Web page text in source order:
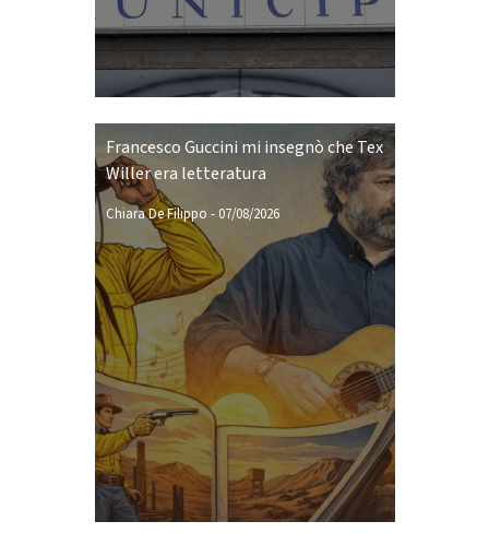
Francesco Guccini mi insegnò che Tex
Willer era letteratura
Chiara De Filippo -07/08/2026